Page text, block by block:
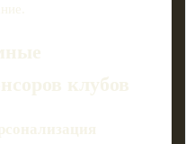
клубов